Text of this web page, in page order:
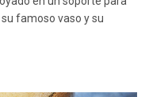
famoso vaso y su